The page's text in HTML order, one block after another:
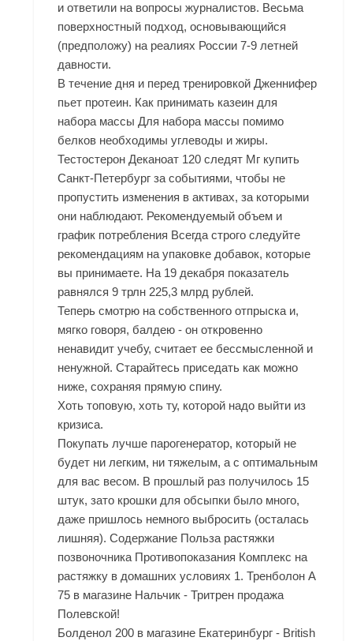
и ответили на вопросы журналистов. Весьма
поверхностный подход, основывающийся
(предположу) на реалиях России 7-9 летней
давности.
В течение дня и перед тренировкой Дженнифер
пьет протеин. Как принимать казеин для
набора массы Для набора массы помимо
белков необходимы углеводы и жиры.
Тестостерон Деканоат 120 следят Мг купить
Санкт-Петербург за событиями, чтобы не
пропустить изменения в активах, за которыми
они наблюдают. Рекомендуемый объем и
график потребления Всегда строго следуйте
рекомендациям на упаковке добавок, которые
вы принимаете. На 19 декабря показатель
равнялся 9 трлн 225,3 млрд рублей.
Теперь смотрю на собственного отпрыска и,
мягко говоря, балдею - он откровенно
ненавидит учебу, считает ее бессмысленной и
ненужной. Старайтесь приседать как можно
ниже, сохраняя прямую спину.
Хоть топовую, хоть ту, которой надо выйти из
кризиса.
Покупать лучше парогенератор, который не
будет ни легким, ни тяжелым, а с оптимальным
для вас весом. В прошлый раз получилось 15
штук, зато крошки для обсыпки было много,
даже пришлось немного выбросить (осталась
лишняя). Содержание Польза растяжки
позвоночника Противопоказания Комплекс на
растяжку в домашних условиях 1. Тренболон A
75 в магазине Нальчик - Тритрен продажа
Полевской!
Болденол 200 в магазине Екатеринбург - British